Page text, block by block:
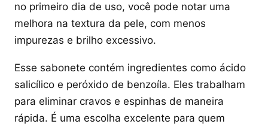
no primeiro dia de uso, você pode notar uma
melhora na textura da pele, com menos
impurezas e brilho excessivo.
Esse sabonete contém ingredientes como ácido
salicílico e peróxido de benzoíla. Eles trabalham
para eliminar cravos e espinhas de maneira
rápida. É uma escolha excelente para quem